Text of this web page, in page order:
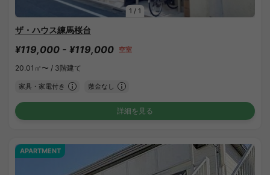
1 / 1
ザ・ハウス練馬桜台
¥119,000 - ¥119,000 空室
20.01㎡〜 / 3階建て
家具・家電付き 敷金なし
詳細を見る
APARTMENT